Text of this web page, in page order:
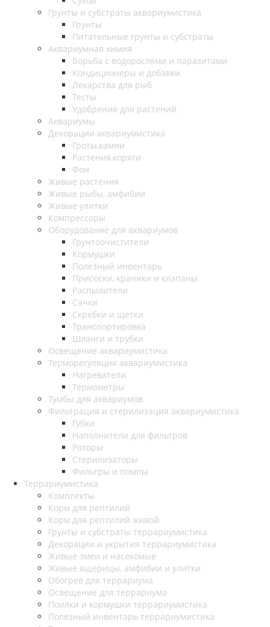
Грунты и субстраты аквариумистика
Грунты
Питательные грунты и субстраты
Аквариумная химия
Борьба с водорослями и паразитами
Кондиционеры и добавки
Лекарства для рыб
Тесты
Удобрения для растений
Аквариумы
Декорации аквариумистика
Гроты,камни
Растения,коряги
Фон
Живые растения
Живые рыбы, амфибии
Живые улитки
Компрессоры
Оборудование для аквариумов
Грунтоочистители
Кормушки
Полезный инвентарь
Присоски, краники и клапаны
Распылители
Сачки
Скребки и щетки
Транспортировка
Шланги и трубки
Освещение аквариумистика
Терморегуляция аквариумистика
Нагреватели
Термометры
Тумбы для аквариумов
Фильтрация и стерилизация аквариумистика
Губки
Наполнители для фильтров
Роторы
Стерилизаторы
Фильтры и помпы
Террариумистика
Комплекты
Корм для рептилий
Корм для рептилий живой
Грунты и субстраты террариумистика
Декорации и укрытия террариумистика
Живые змеи и насекомые
Живые ящерицы, амфибии и улитки
Обогрев для террариума
Освещение для террариума
Поилки и кормушки террариумистика
Полезный инвентарь террариумистика